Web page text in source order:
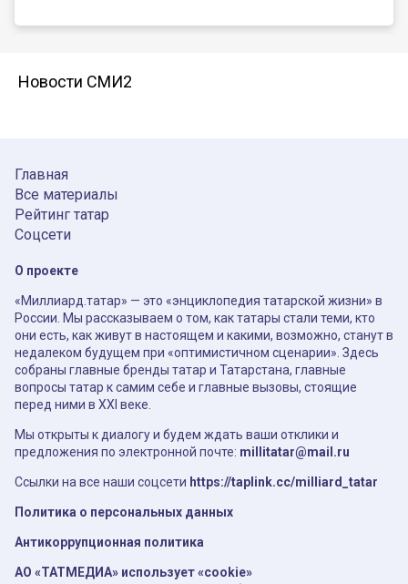
Новости СМИ2
Главная
Все материалы
Рейтинг татар
Соцсети
О проекте
«Миллиард.татар» — это «энциклопедия татарской жизни» в
России. Мы рассказываем о том, как татары стали теми, кто
они есть, как живут в настоящем и какими, возможно, станут в
недалеком будущем при «оптимистичном сценарии». Здесь
собраны главные бренды татар и Татарстана, главные
вопросы татар к самим себе и главные вызовы, стоящие
перед ними в XXI веке.
Мы открыты к диалогу и будем ждать ваши отклики и
предложения по электронной почте: millitatar@mail.ru
Ссылки на все наши соцсети https://taplink.cc/milliard_tatar
Политика о персональных данных
Антикоррупционная политика
АО «ТАТМЕДИА» использует «cookie»